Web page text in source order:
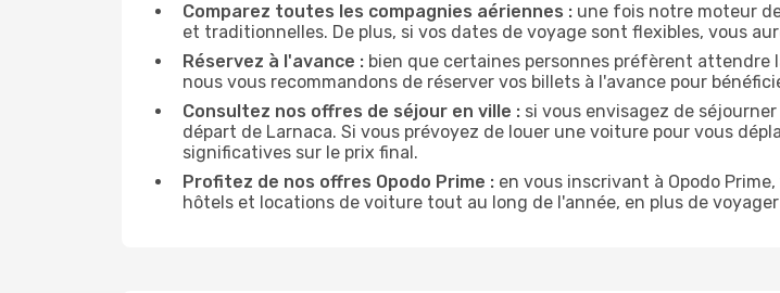
Comparez toutes les compagnies aériennes : une fois notre moteur
et traditionnelles. De plus, si vos dates de voyage sont flexibles, vous
Réservez à l'avance : bien que certaines personnes préfèrent attendre
nous vous recommandons de réserver vos billets à l'avance pour
Consultez nos offres de séjour en ville : si vous envisagez de
départ de Larnaca. Si vous prévoyez de louer une voiture pour vous
significatives sur le prix final.
Profitez de nos offres Opodo Prime : en vous inscrivant à Opodo
hôtels et locations de voiture tout au long de l'année, en plus de